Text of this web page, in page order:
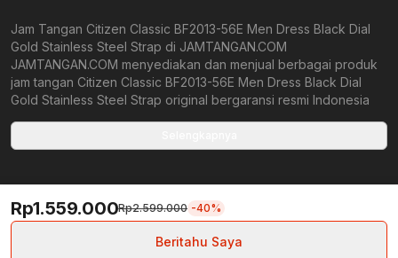
Jam Tangan Citizen Classic BF2013-56E Men Dress Black Dial
Gold Stainless Steel Strap di JAMTANGAN.COM
JAMTANGAN.COM menyediakan dan menjual berbagai produk
jam tangan Citizen Classic BF2013-56E Men Dress Black Dial
Gold Stainless Steel Strap original bergaransi resmi Indonesia
JAMTANGAN.COM menjamin produk-produk yang tersedia
memiliki harga yang lebih terjangkau dari toko online Indonesia
lainnya. Anda, watchlovers, merupakan prioritas utama kami.
Dengan tersedianya berbagai jam tangan mechanical, kinetic,
dan quartz mulai dari yang bertema fine-elegance atau elegan
Rp1.559.000Rp2.599.000 -40%
Beritahu Saya